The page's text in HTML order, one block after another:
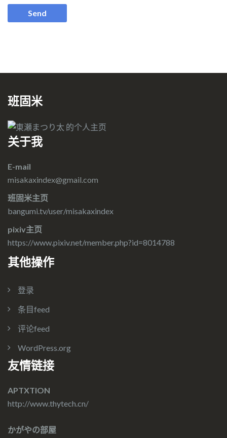
班固米
关于我
E-mail
misakaxindex@gmail.com
班固米主页
bangumi.tv/user/misakaxindex
pixiv主页
https://www.pixiv.net/member.php?id=8014788
其他操作
登录
条目feed
评论feed
WordPress.org
友情链接
APTXTION
http://www.thytech.cn/
かがやの部屋